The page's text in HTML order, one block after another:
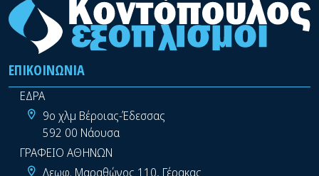
ΕΠΙΚΟΙΝΩΝΊΑ
ΕΔΡΑ
9ο χλμ Βέροιας-Έδεσσας
592 00 Νάουσα
ΓΡΑΦΕΙΟ ΑΘΗΝΩΝ
Λεωφ. Μαραθώνος 110, Γέρακας